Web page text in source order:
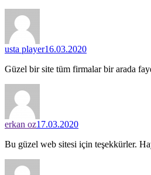
usta player16.03.2020
Güzel bir site tüm firmalar bir arada
erkan oz17.03.2020
Bu güzel web sitesi için teşekkürler.